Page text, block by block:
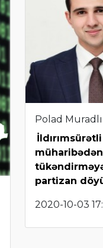
Polad Muradlı
İldırımsürətli
müharibədən
partizan
2020-10-03